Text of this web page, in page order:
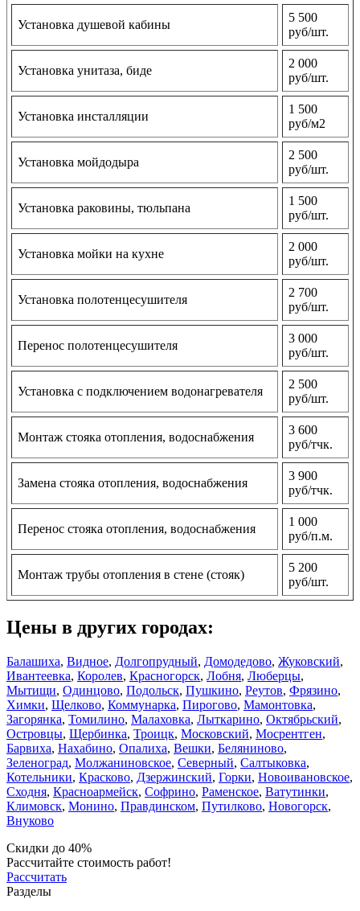
Установка душевой кабины
5 500
руб/шт.
Установка унитаза, биде
2 000
руб/шт.
Установка инсталляции
1 500
руб/м2
Установка мойдодыра
2 500
руб/шт.
Установка раковины, тюльпана
1 500
руб/шт.
Установка мойки на кухне
2 000
руб/шт.
Установка полотенцесушителя
2 700
руб/шт.
Перенос полотенцесушителя
3 000
руб/шт.
Установка с подключением водонагревателя
2 500
руб/шт.
Монтаж стояка отопления, водоснабжения
3 600
руб/тчк.
Замена стояка отопления, водоснабжения
3 900
руб/тчк.
Перенос стояка отопления, водоснабжения
1 000
руб/п.м.
Монтаж трубы отопления в стене (стояк)
5 200
руб/шт.
Цены в других городах:
Балашиха, Видное, Долгопрудный, Домодедово, Жуковский,
Ивантеевка, Королев, Красногорск, Лобня, Люберцы,
Мытищи, Одинцово, Подольск, Пушкино, Реутов, Фрязино,
Химки, Щелково, Коммунарка, Пирогово, Мамонтовка,
Загорянка, Томилино, Малаховка, Лыткарино, Октябрьский,
Островцы, Щербинка, Троицк, Московский, Мосрентген,
Барвиха, Нахабино, Опалиха, Вешки, Беляниново,
Зеленоград, Молжаниновское, Северный, Салтыковка,
Котельники, Красково, Дзержинский, Горки, Новоивановское,
Сходня, Красноармейск, Софрино, Раменское, Ватутинки,
Климовск, Монино, Правдинском, Путилково, Новогорск,
Внуково
Скидки до 40%
Рассчитайте стоимость работ!
Рассчитать
Разделы